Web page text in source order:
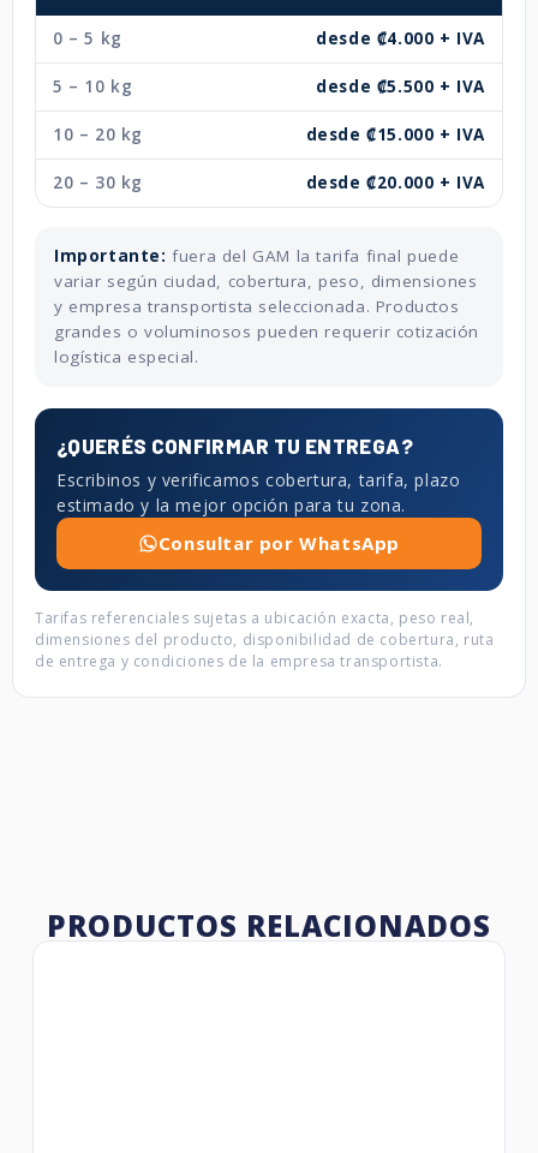
0 – 5 kg desde ₡4.000 + IVA
5 – 10 kg desde ₡5.500 + IVA
10 – 20 kg desde ₡15.000 + IVA
20 – 30 kg desde ₡20.000 + IVA
Importante: fuera del GAM la tarifa final puede
variar según ciudad, cobertura, peso, dimensiones
y empresa transportista seleccionada. Productos
grandes o voluminosos pueden requerir cotización
logística especial.
¿QUERÉS CONFIRMAR TU ENTREGA?
Escribinos y verificamos cobertura, tarifa, plazo
estimado y la mejor opción para tu zona.
Consultar por WhatsApp
Tarifas referenciales sujetas a ubicación exacta, peso real,
dimensiones del producto, disponibilidad de cobertura, ruta
de entrega y condiciones de la empresa transportista.
PRODUCTOS RELACIONADOS